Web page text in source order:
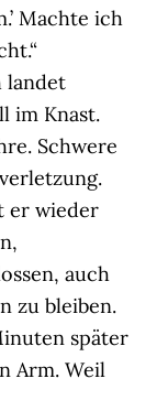
Machte ich
landet
im Knast.
Schwere
er wieder
auch
zu bleiben.
später
Arm. Weil